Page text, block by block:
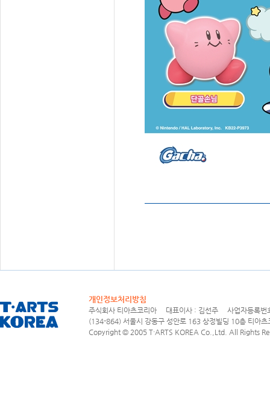
개인정보처리방침
주식회사 티아츠코리아 대표이사 : 김선주 사업자등록
(134-864) 서울시 강동구 성안로 163 상정빌딩 10층
Copyright © 2005 T·ARTS KOREA Co.,Ltd. All Rights